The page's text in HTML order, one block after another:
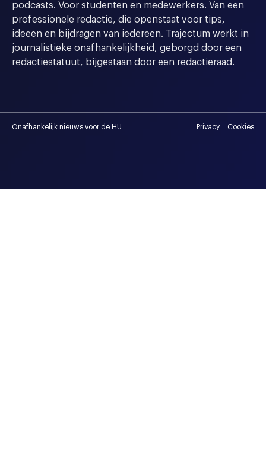
podcasts. Voor studenten en medewerkers. Van een
professionele redactie, die openstaat voor tips,
ideeen en bijdragen van iedereen. Trajectum werkt in
journalistieke onafhankelijkheid, geborgd door een
redactiestatuut, bijgestaan door een redactieraad.
Onafhankelijk nieuws voor de HU Privacy Cookies